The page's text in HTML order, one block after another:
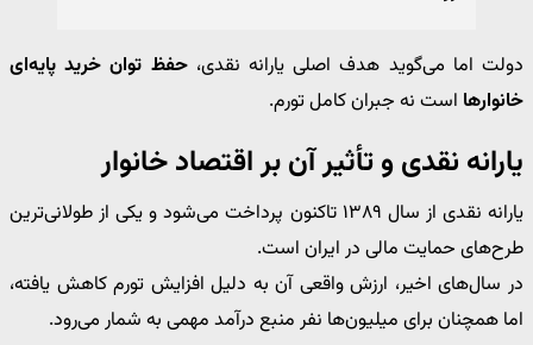
دولت اما می‌گوید هدف اصلی یارانه نقدی،حفظ توان خرید پایه‌ای
خانوارها است نه جبران کامل تورم.
یارانه نقدی و تأثیر آن بر اقتصاد خانوار
یارانه نقدی از سال ۱۳۸۹ تاکنون پرداخت می‌شود و یکی از طولانی‌ترین
طرح‌های حمایت مالی در ایران است.
در سال‌های اخیر، ارزش واقعی آن به دلیل افزایش تورم کاهش یافته،
اما همچنان برای میلیون‌ها نفر منبع درآمد مهمی به شمار می‌رود.